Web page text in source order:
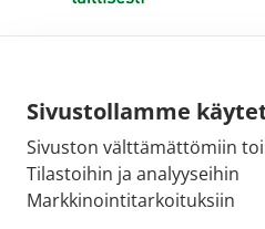
Sivustollamme
Sivuston välttämättömiin
Tilastoihin ja analyyseihin
Markkinointitarkoituksiin